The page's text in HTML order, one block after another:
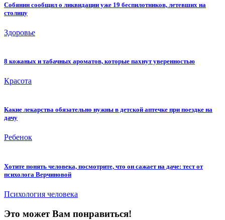
Собянин сообщил о ликвидации уже 19 беспилотников, летевших на
столицу
Здоровье
8 кожаных и табачных ароматов, которые пахнут уверенностью
Красота
Какие лекарства обязательно нужны в детской аптечке при поездке на
дачу
Ребенок
Хотите понять человека, посмотрите, что он сажает на даче: тест от
психолога Верчиновой
Психология человека
Это может Вам понравиться!